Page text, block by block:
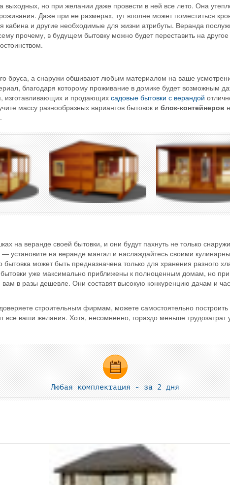
выходных, но при желании даже провести в ней все лето. Она
Даже при ее размерах, тут вполне может поместиться
кабина и другие необходимые для жизни атрибуты. Веранда
прочему, в будущем бытовку можно будет переставить на
бруса, а снаружи обшивают любым материалом на ваше
благодаря которому проживание в домике будет возможным
изготавливающих и продающих садовые бытовки с верандой
массу разнообразных вариантов бытовок и блок-контейнеров
на веранде своей бытовки, и они будут пахнуть не только
установите на веранде мангал и наслаждайтесь своими
может быть предназначена только для хранения разного
уже максимально приближены к полноценным домам, но
вам в разы дешевле. Они составят высокую конкуренцию дачам и
строительным фирмам, можете самостоятельно построить
все ваши желания. Хотя, несомненно, гораздо меньше трудозатрат
Любая комплектация - за 2 дня